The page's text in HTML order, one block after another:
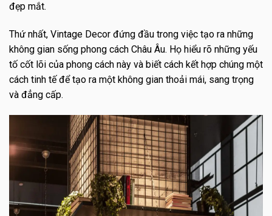
đẹp mắt.
Thứ nhất, Vintage Decor đứng đầu trong việc tạo ra những
không gian sống phong cách Châu Âu. Họ hiểu rõ những yếu
tố cốt lõi của phong cách này và biết cách kết hợp chúng một
cách tinh tế để tạo ra một không gian thoải mái, sang trọng
và đẳng cấp.